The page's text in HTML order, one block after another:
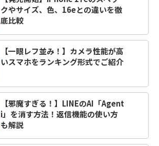
クやサイズ、色、16eとの違いを徹
底比較
【一眼レフ並み！】カメラ性能が高
いスマホをランキング形式でご紹介
【邪魔すぎる！】LINEのAI「Agent
i」を消す方法！返信機能の使い方
も解説